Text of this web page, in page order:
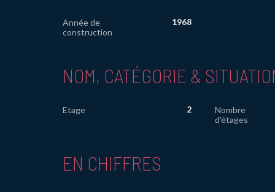
Année de
construction
1968
NOM, CATÉGORIE &
Etage 2
Nombre
d'étages
EN CHIFFRES